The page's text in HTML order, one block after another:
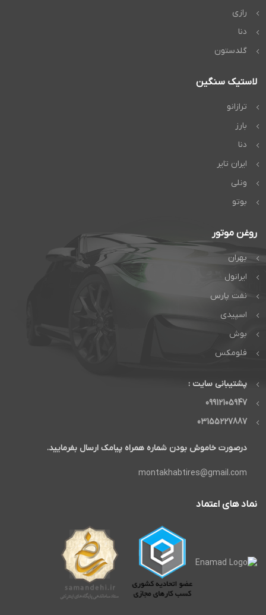
رازی
دنا
گلدستون
لاستیک سنگین
ترازانو
بارز
دنا
ایران تایر
ونلی
بوتو
روغن موتور
بهران
ایرانول
نفت پارس
اسپیدی
بوش
فلومکس
پشتیبانی سایت :
09912105947
03155227887
درصورت خاموش بودن شماره همراه پیامک ارسال بفرمایید.
montakhabtires@gmail.com
نماد های اعتماد